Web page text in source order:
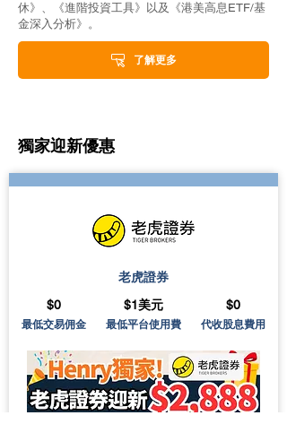
休》、《進階投資工具》以及《港美高息ETF/基
金深入分析》。
了解更多
獨家迎新優惠
老虎證券
$0
$1美元 $0
最低交易佣金 最低平台使用費 代收股息費用